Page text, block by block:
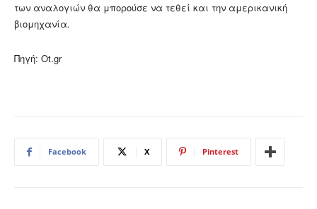
των αναλογιών θα μπορούσε να τεθεί και την αμερικανική
βιομηχανία.
Πηγή: Ot.gr
Facebook X Pinterest